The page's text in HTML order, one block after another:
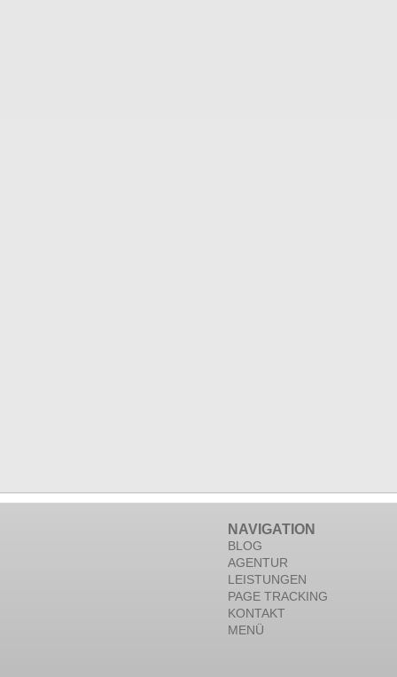
NAVIGATION
BLOG
AGENTUR
LEISTUNGEN
PAGE TRACKING
KONTAKT
MENÜ